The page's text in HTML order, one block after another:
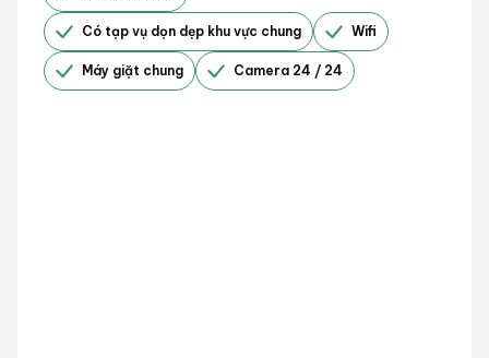
Có tạp vụ dọn dẹp khu vực chung Wifi
Máy giặt chung Camera 24 / 24